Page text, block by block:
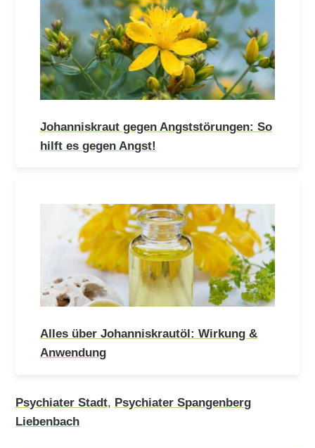
Johanniskraut gegen Angststörungen: So
hilft es gegen Angst!
Alles über Johanniskrautöl: Wirkung &
Anwendung
Psychiater Stadt, Psychiater Spangenberg
Liebenbach